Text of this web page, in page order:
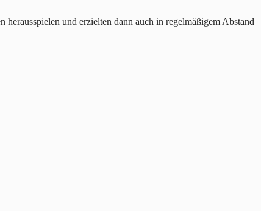
und erzielten dann auch in regelmäßigem Abstand